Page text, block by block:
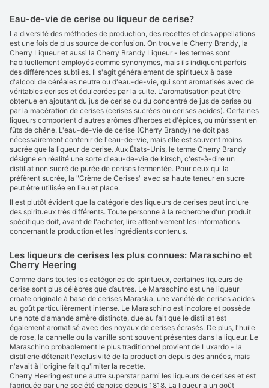
Eau-de-vie de cerise ou liqueur de cerise?
La diversité des méthodes de production, des recettes et des appellations
est une fois de plus source de confusion. On trouve le Cherry Brandy, la
Cherry Liqueur et aussi la Cherry Brandy Liqueur - les termes sont
habituellement employés comme synonymes, mais ils indiquent parfois
des différences subtiles. Il s'agit généralement de spiritueux à base
d'alcool de céréales neutre ou d'eau-de-vie, qui sont aromatisés avec de
véritables cerises et édulcorées par la suite. L'aromatisation peut être
obtenue en ajoutant du jus de cerise ou du concentré de jus de cerise ou
par la macération de cerises (cerises sucrées ou cerises acides). Certaines
liqueurs comportent d'autres arômes d'herbes et d'épices, ou mûrissent en
fûts de chêne. L'eau-de-vie de cerise (Cherry Brandy) ne doit pas
nécessairement contenir de l'eau-de-vie, mais elle est souvent moins
sucrée que la liqueur de cerise. Aux États-Unis, le terme Cherry Brandy
désigne en réalité une sorte d'eau-de-vie de kirsch, c'est-à-dire un
distillat non sucré de purée de cerises fermentée. Pour ceux qui la
préfèrent sucrée, la "Crème de Cerises" avec sa haute teneur en sucre
peut être utilisée en lieu et place.
Il est plutôt évident que la catégorie des liqueurs de cerises peut inclure
des spiritueux très différents. Toute personne à la recherche d'un produit
spécifique doit, avant de l'acheter, lire attentivement les informations
concernant la production et les ingrédients contenus.
Les liqueurs de cerises les plus connues: Maraschino et
Cherry Heering
Comme dans toutes les catégories de spiritueux, certaines liqueurs de
cerise sont plus célèbres que d’autres. Le Maraschino est une liqueur
croate originale à base de cerises Maraska, une variété de cerises acides
au goût particulièrement intense. Le Maraschino est incolore et possède
une note d'amande amère distincte, due au fait que le distillat est
également aromatisé avec des noyaux de cerises écrasés. De plus, l'huile
de rose, la cannelle ou la vanille sont souvent présentes dans la liqueur. Le
Maraschino probablement le plus traditionnel provient de Luxardo - la
distillerie détenait l'exclusivité de la production depuis des années, mais
n'avait à l'origine fait qu'imiter la recette.
Cherry Heering est une autre superstar parmi les liqueurs de cerises et est
fabriquée par une société danoise depuis 1818. La liqueur a un goût